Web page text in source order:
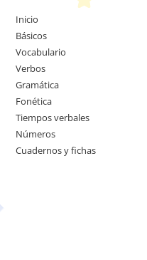
Inicio
Básicos
Vocabulario
Verbos
Gramática
Fonética
Tiempos verbales
Números
Cuadernos y fichas